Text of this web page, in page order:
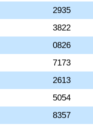
2935
3822
0826
7173
2613
5054
8357